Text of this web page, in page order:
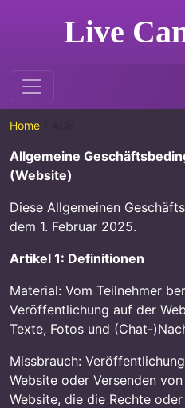
Live
Home
Allgemeine
(Website)
Diese Allgemeinen
dem 1. Februar 2025.
Artikel 1: Definitionen
Material: Vom Teilnehmer
Veröffentlichung auf der
Texte, Fotos und (Chat-
Missbrauch:
Website oder Versenden
Website, die die Rechte